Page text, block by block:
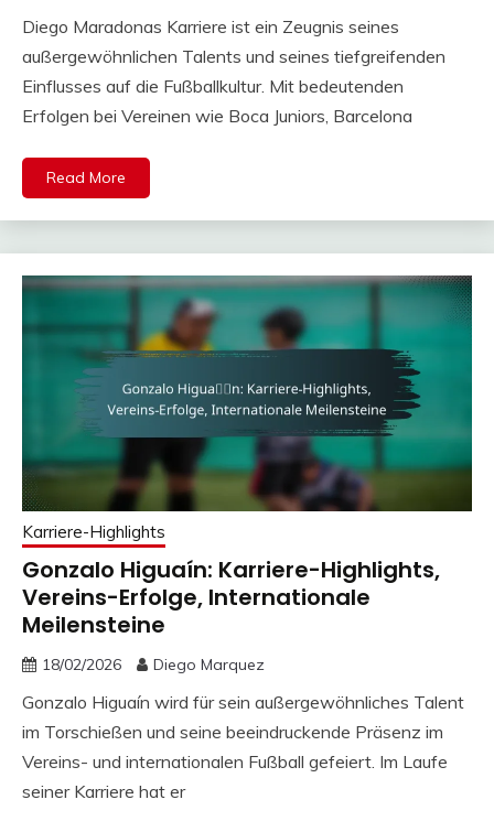
Diego Maradonas Karriere ist ein Zeugnis seines
außergewöhnlichen Talents und seines tiefgreifenden
Einflusses auf die Fußballkultur. Mit bedeutenden
Erfolgen bei Vereinen wie Boca Juniors, Barcelona
Read More
Karriere-Highlights
Gonzalo Higuaín: Karriere-Highlights,
Vereins-Erfolge, Internationale
Meilensteine
18/02/2026 Diego Marquez
Gonzalo Higuaín wird für sein außergewöhnliches Talent
im Torschießen und seine beeindruckende Präsenz im
Vereins- und internationalen Fußball gefeiert. Im Laufe
seiner Karriere hat er